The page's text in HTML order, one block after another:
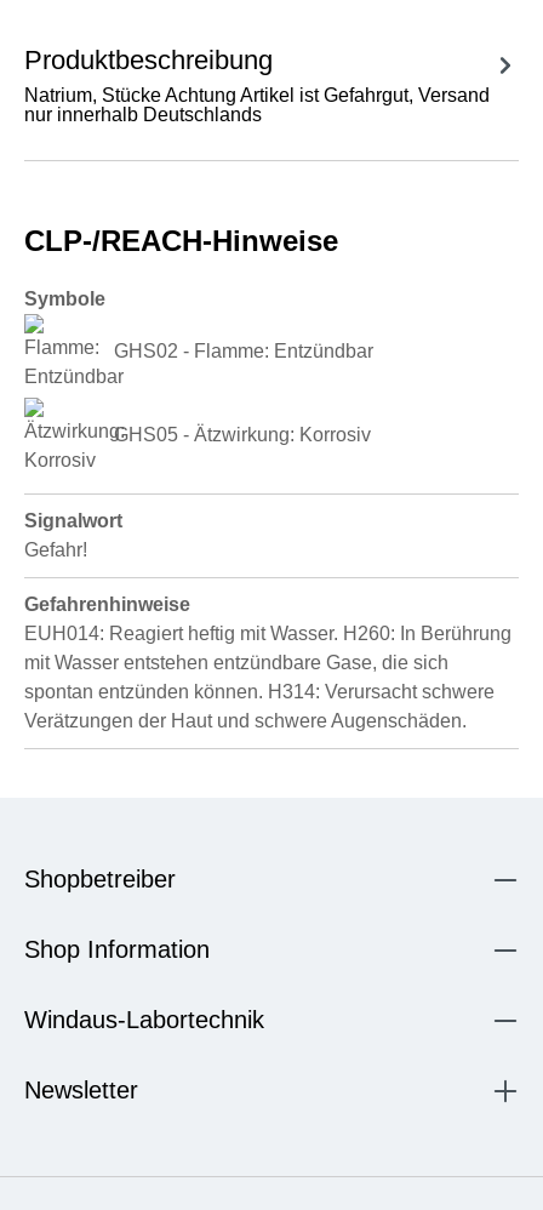
Produktbeschreibung
Natrium, Stücke Achtung Artikel ist Gefahrgut, Versand
nur innerhalb Deutschlands
CLP-/REACH-Hinweise
Symbole
GHS02 - Flamme: Entzündbar
GHS05 - Ätzwirkung: Korrosiv
Signalwort
Gefahr!
Gefahrenhinweise
EUH014: Reagiert heftig mit Wasser. H260: In Berührung
mit Wasser entstehen entzündbare Gase, die sich
spontan entzünden können. H314: Verursacht schwere
Verätzungen der Haut und schwere Augenschäden.
Shopbetreiber
Shop Information
Windaus-Labortechnik
Newsletter